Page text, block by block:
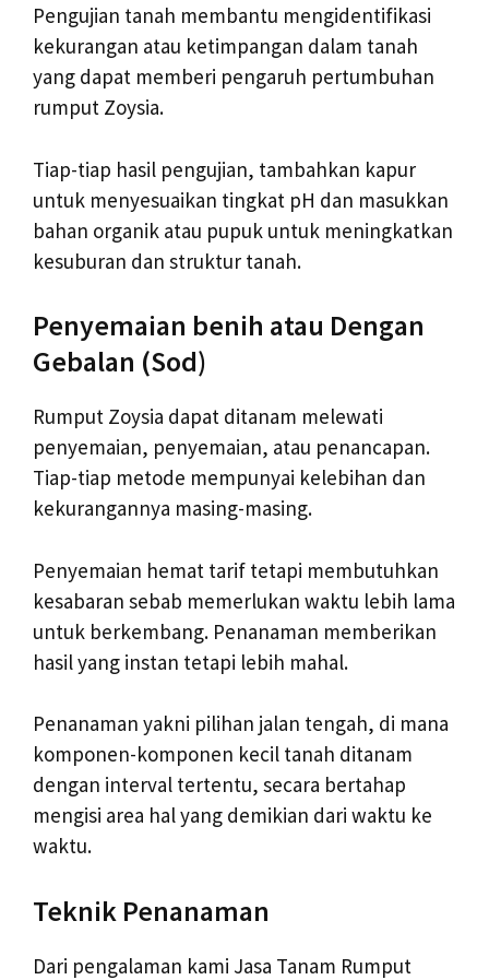
Pengujian tanah membantu mengidentifikasi
kekurangan atau ketimpangan dalam tanah
yang dapat memberi pengaruh pertumbuhan
rumput Zoysia.
Tiap-tiap hasil pengujian, tambahkan kapur
untuk menyesuaikan tingkat pH dan masukkan
bahan organik atau pupuk untuk meningkatkan
kesuburan dan struktur tanah.
Penyemaian benih atau Dengan
Gebalan (Sod)
Rumput Zoysia dapat ditanam melewati
penyemaian, penyemaian, atau penancapan.
Tiap-tiap metode mempunyai kelebihan dan
kekurangannya masing-masing.
Penyemaian hemat tarif tetapi membutuhkan
kesabaran sebab memerlukan waktu lebih lama
untuk berkembang. Penanaman memberikan
hasil yang instan tetapi lebih mahal.
Penanaman yakni pilihan jalan tengah, di mana
komponen-komponen kecil tanah ditanam
dengan interval tertentu, secara bertahap
mengisi area hal yang demikian dari waktu ke
waktu.
Teknik Penanaman
Dari pengalaman kami Jasa Tanam Rumput